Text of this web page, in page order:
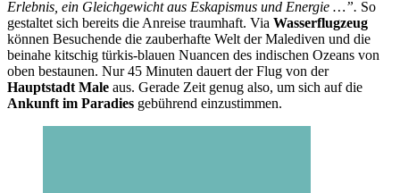
Erlebnis, ein Gleichgewicht aus Eskapismus und Energie …”. So
gestaltet sich bereits die Anreise traumhaft. Via Wasserflugzeug
können Besuchende die zauberhafte Welt der Malediven und die
beinahe kitschig türkis-blauen Nuancen des indischen Ozeans von
oben bestaunen. Nur 45 Minuten dauert der Flug von der
Hauptstadt Male aus. Gerade Zeit genug also, um sich auf die
Ankunft im Paradies gebührend einzustimmen.